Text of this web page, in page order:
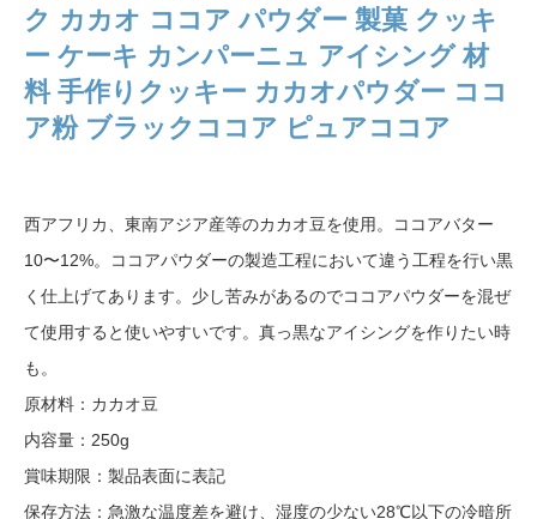
ク カカオ ココア パウダー 製菓 クッキ
ー ケーキ カンパーニュ アイシング 材
料 手作りクッキー カカオパウダー ココ
ア粉 ブラックココア ピュアココア
西アフリカ、東南アジア産等のカカオ豆を使用。ココアバター
10〜12%。ココアパウダーの製造工程において違う工程を行い黒
く仕上げてあります。少し苦みがあるのでココアパウダーを混ぜ
て使用すると使いやすいです。真っ黒なアイシングを作りたい時
も。
原材料：カカオ豆
内容量：250g
賞味期限：製品表面に表記
保存方法：急激な温度差を避け、湿度の少ない28℃以下の冷暗所